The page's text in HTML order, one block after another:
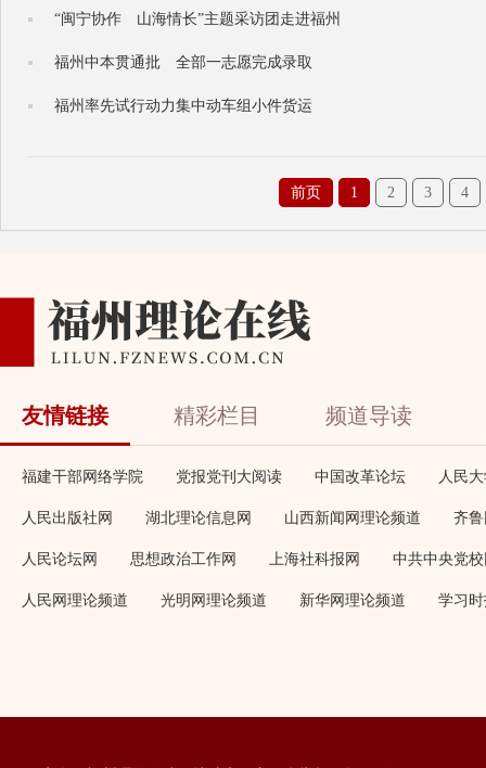
“闽宁协作 山海情长”主题采访团走进福州
福州中本贯通批 全部一志愿完成录取
福州率先试行动力集中动车组小件货运
前页 1 2 3 4
友情链接 精彩栏目 频道导读
福建干部网络学院 党报党刊大阅读 中国改革论坛 人民
人民出版社网 湖北理论信息网 山西新闻网理论频道 齐
人民论坛网 思想政治工作网 上海社科报网 中共中央党
人民网理论频道 光明网理论频道 新华网理论频道 学习